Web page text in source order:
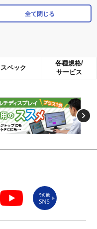
全て閉じる
スペック
各種規格/
サービス